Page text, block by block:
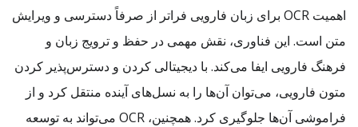
اهمیت OCR برای زبان فارویی فراتر از صرفاً دسترسی و ویرایش
متن است. این فناوری، نقش مهمی در حفظ و ترویج زبان و
فرهنگ فارویی ایفا می‌کند. با دیجیتالی کردن و دسترس‌پذیر کردن
متون فارویی، می‌توان آن‌ها را به نسل‌های آینده منتقل کرد و از
فراموشی آن‌ها جلوگیری کرد. همچنین، OCR می‌تواند به توسعه